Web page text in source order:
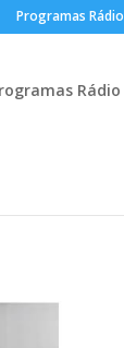
Programas Rádio
Rádio